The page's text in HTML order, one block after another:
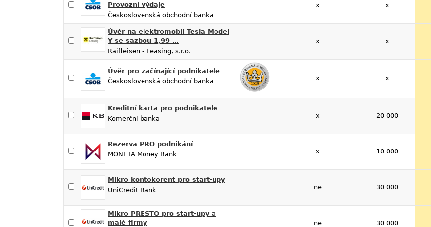
Provozní výdaje
Československá obchodní banka
x x
Úvěr na elektromobil Tesla Model
Y se sazbou 1,99 …
Raiffeisen - Leasing, s.r.o.
x x
Úvěr pro začínající podnikatele
Československá obchodní banka
x x
Kreditní karta pro podnikatele
Komerční banka
x 20 000
Rezerva PRO podnikání
MONETA Money Bank
x 10 000
Mikro kontokorent pro start-upy
UniCredit Bank
ne 30 000
Mikro PRESTO pro start-upy a
malé firmy
ne 30 000